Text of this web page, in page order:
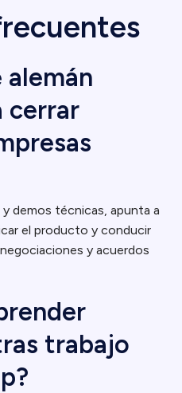
alemán
cerrar
demos técnicas, apunta a
el producto y conducir
y acuerdos
trabajo